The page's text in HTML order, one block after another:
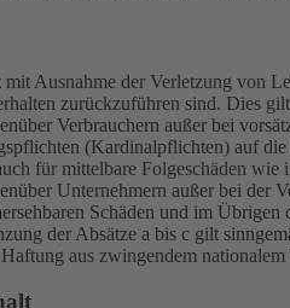
mit Ausnahme der Verletzung von
zurückzuführen sind. Dies
Verbrauchern außer bei
(Kardinalpflichten) auf
für mittelbare Folgeschäden wie
Unternehmern außer bei der
Schäden und im
der Absätze a bis c gilt
aus zwingendem